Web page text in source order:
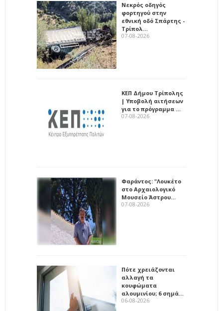
Νεκρός οδηγός
φορτηγού στην
εθνική οδό Σπάρτης -
Τρίπολ…
07-08-2026
ΚΕΠ Δήμου Τρίπολης
| Υποβολή αιτήσεων
για το πρόγραμμα …
07-08-2026
Φαράντος: "Λουκέτο
στο Αρχαιολογικό
Μουσείο Άστρου…
07-08-2026
Πότε χρειάζονται
αλλαγή τα
κουφώματα
αλουμινίου; 6 σημά…
06-08-2026